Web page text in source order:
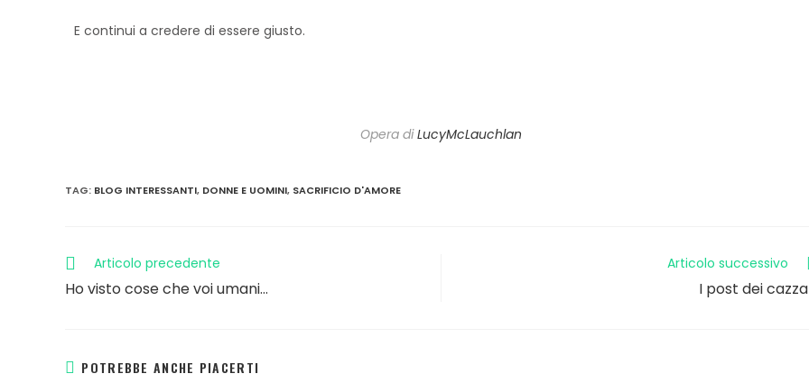
E continui a credere di essere giusto.
Opera diLucyMcLauchlan
TAG: BLOG INTERESSANTI, DONNE E UOMINI, SACRIFICIO D'AMORE
Articolo precedente
Ho visto cose che voi umani…
Articolo successivo
I post dei
POTREBBE ANCHE PIACERTI